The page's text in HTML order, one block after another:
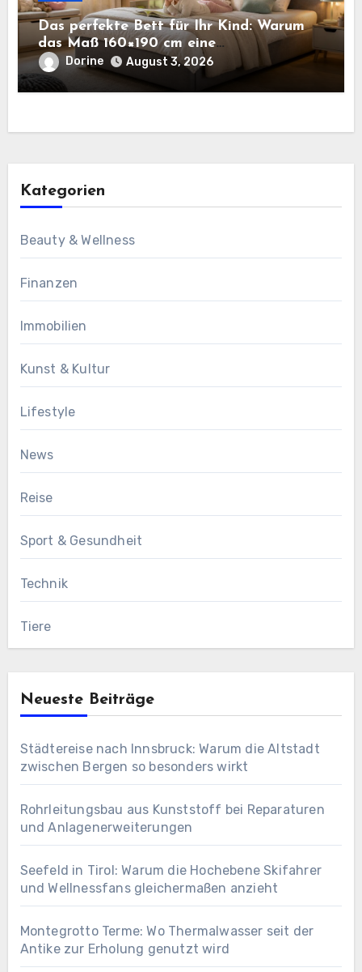
Das perfekte Bett für Ihr Kind: Warum
das Maß 160×190 cm eine
ausgezeichnete Wahl ist
Dorine August 3, 2026
Kategorien
Beauty & Wellness
Finanzen
Immobilien
Kunst & Kultur
Lifestyle
News
Reise
Sport & Gesundheit
Technik
Tiere
Neueste Beiträge
Städtereise nach Innsbruck: Warum die Altstadt
zwischen Bergen so besonders wirkt
Rohrleitungsbau aus Kunststoff bei Reparaturen
und Anlagenerweiterungen
Seefeld in Tirol: Warum die Hochebene Skifahrer
und Wellnessfans gleichermaßen anzieht
Montegrotto Terme: Wo Thermalwasser seit der
Antike zur Erholung genutzt wird